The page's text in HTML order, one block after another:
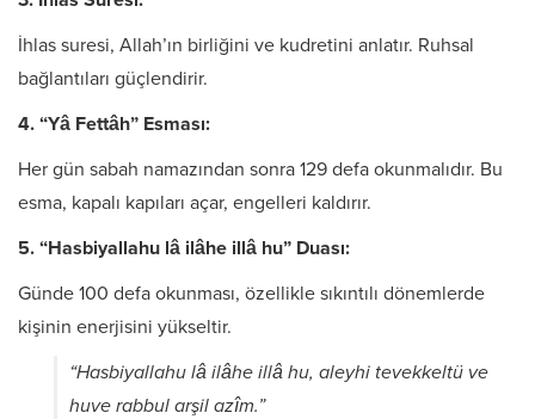
İhlas suresi, Allah’ın birliğini ve kudretini anlatır. Ruhsal
bağlantıları güçlendirir.
4. “Yâ Fettâh” Esması:
Her gün sabah namazından sonra 129 defa okunmalıdır. Bu
esma, kapalı kapıları açar, engelleri kaldırır.
5. “Hasbiyallahu lâ ilâhe illâ hu” Duası:
Günde 100 defa okunması, özellikle sıkıntılı dönemlerde
kişinin enerjisini yükseltir.
“Hasbiyallahu lâ ilâhe illâ hu, aleyhi tevekkeltü ve
huve rabbul arşil azîm.”